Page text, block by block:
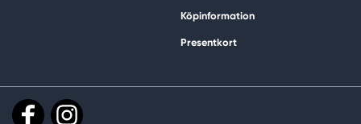
Köpinformation
Presentkort